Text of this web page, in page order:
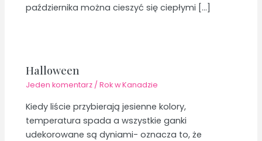
października można cieszyć się ciepłymi […]
Halloween
Jeden komentarz /Rok w Kanadzie
Kiedy liście przybierają jesienne kolory,
temperatura spada a wszystkie ganki
udekorowane są dyniami- oznacza to, że